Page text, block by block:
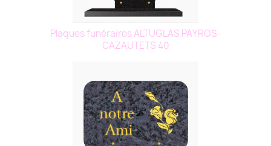
Plaques funéraires ALTUGLAS PAYROS-
CAZAUTETS 40